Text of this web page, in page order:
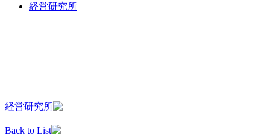
経営研究所
経営研究所
Back to List